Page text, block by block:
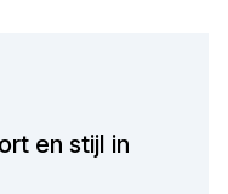
en stijl in